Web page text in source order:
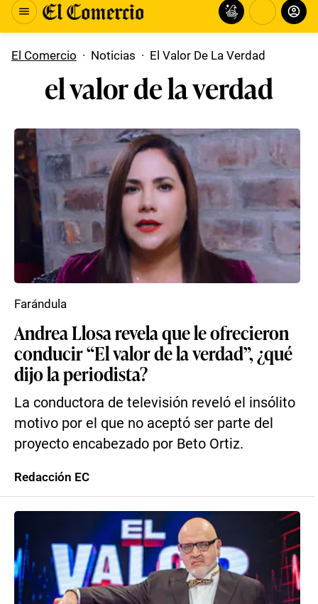
El Comercio · Noticias · El Valor De La Verdad
el valor de la verdad
Andrea Llosa revela que le ofrecieron
conducir “El valor de la verdad”, ¿qué
dijo la periodista?
La conductora de televisión reveló el insólito
motivo por el que no aceptó ser parte del
proyecto encabezado por Beto Ortiz.
Farándula
Redacción EC